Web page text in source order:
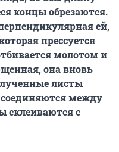
концы обрезаются.
ей,
прессуется
молотом и
она вновь
листы
между
склеиваются с